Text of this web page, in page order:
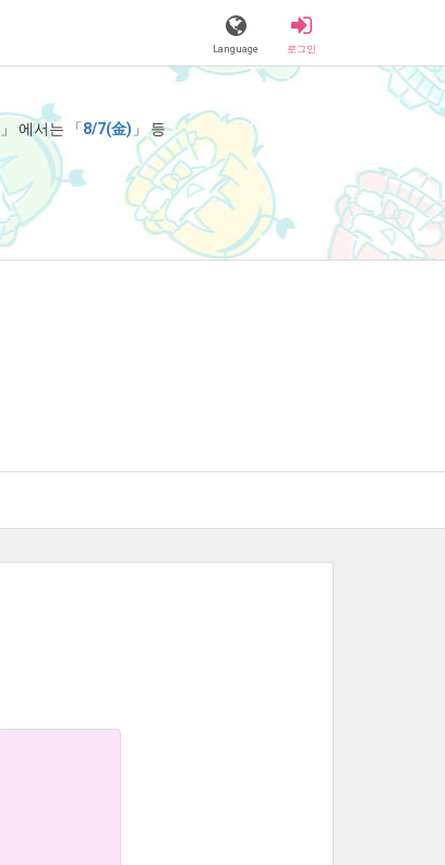
Language 로그인
」 에서는 「8/7(金) 」 등